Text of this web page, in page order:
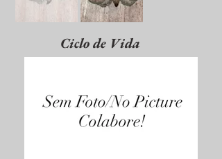
Ciclo de Vida